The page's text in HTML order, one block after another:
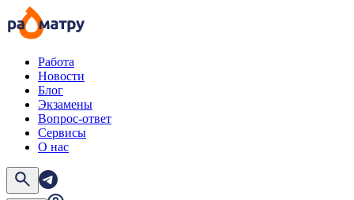
Работа
Новости
Блог
Экзамены
Вопрос-ответ
Сервисы
О нас